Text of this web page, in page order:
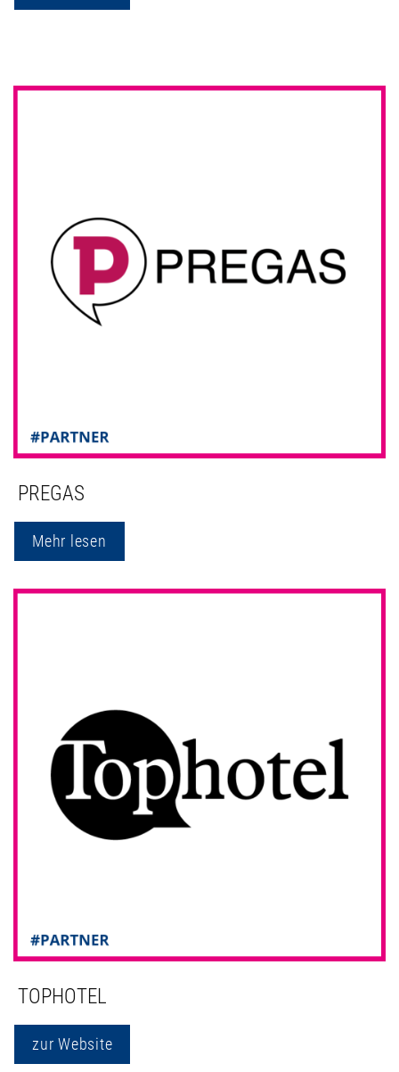
PREGAS
Mehr lesen
TOPHOTEL
zur Website